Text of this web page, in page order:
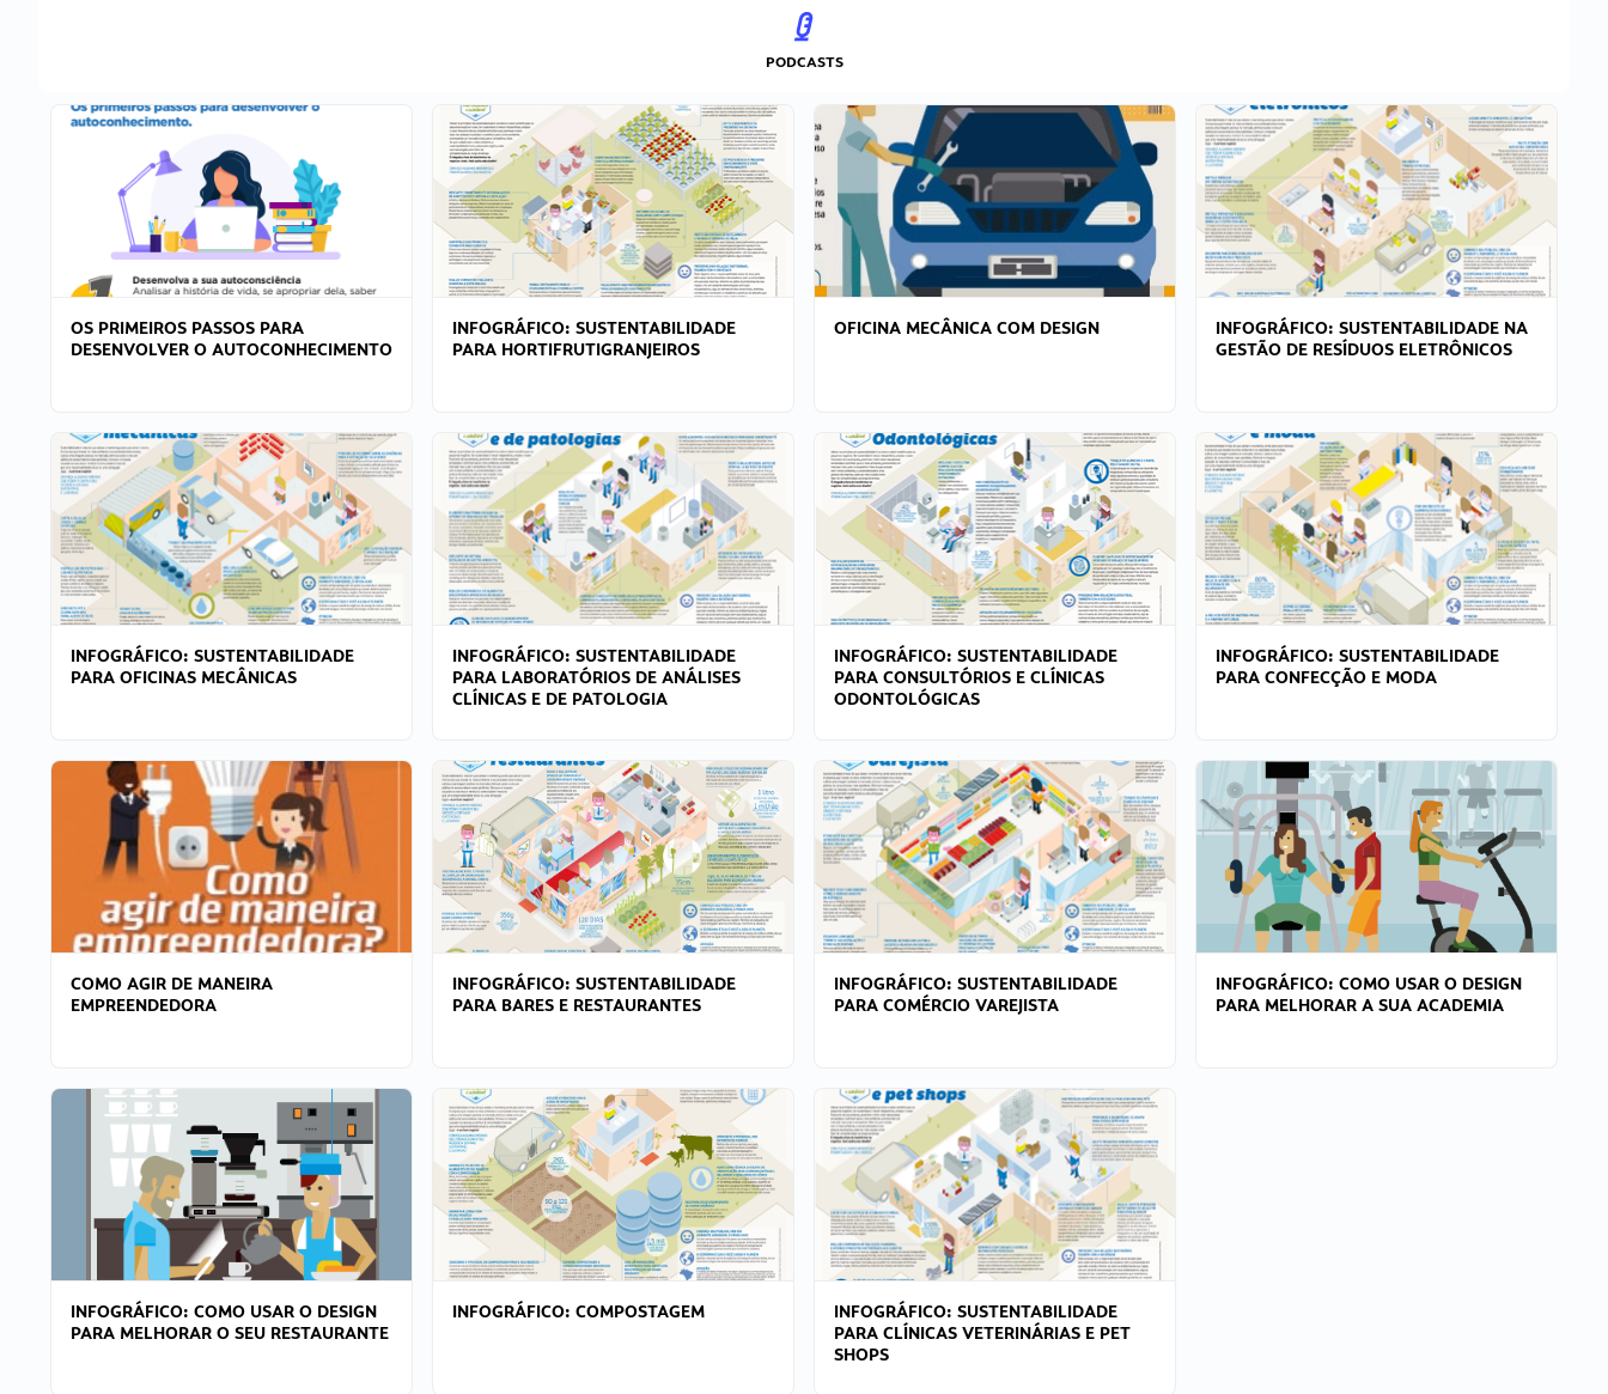
PODCASTS
OS PRIMEIROS PASSOS PARA
DESENVOLVER O AUTOCONHECIMENTO
INFOGRÁFICO: SUSTENTABILIDADE
PARA HORTIFRUTIGRANJEIROS
OFICINA MECÂNICA COM DESIGN
INFOGRÁFICO: SUSTENTABILIDADE NA
GESTÃO DE RESÍDUOS ELETRÔNICOS
INFOGRÁFICO: SUSTENTABILIDADE
PARA OFICINAS MECÂNICAS
INFOGRÁFICO: SUSTENTABILIDADE
PARA LABORATÓRIOS DE ANÁLISES
CLÍNICAS E DE PATOLOGIA
INFOGRÁFICO: SUSTENTABILIDADE
PARA CONSULTÓRIOS E CLÍNICAS
ODONTOLÓGICAS
INFOGRÁFICO: SUSTENTABILIDADE
PARA CONFECÇÃO E MODA
COMO AGIR DE MANEIRA
EMPREENDEDORA
INFOGRÁFICO: SUSTENTABILIDADE
PARA BARES E RESTAURANTES
INFOGRÁFICO: SUSTENTABILIDADE
PARA COMÉRCIO VAREJISTA
INFOGRÁFICO: COMO USAR O DESIGN
PARA MELHORAR A SUA ACADEMIA
INFOGRÁFICO: COMO USAR O DESIGN
PARA MELHORAR O SEU RESTAURANTE
INFOGRÁFICO: COMPOSTAGEM
INFOGRÁFICO: SUSTENTABILIDADE
PARA CLÍNICAS VETERINÁRIAS E PET
SHOPS